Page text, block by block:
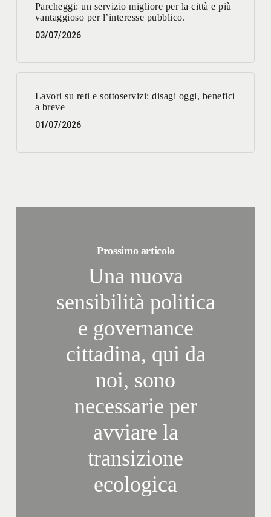
Parcheggi: un servizio migliore per la città e più
vantaggioso per l’interesse pubblico.
03/07/2026
Lavori su reti e sottoservizi: disagi oggi, benefici
a breve
01/07/2026
Prossimo articolo
Una nuova
sensibilità politica
e governance
cittadina, qui da
noi, sono
necessarie per
avviare la
transizione
ecologica